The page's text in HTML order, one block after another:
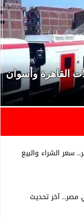
القاهرة وأسوان
سعر الشراء والبيع
مصر.. آخر تحديث